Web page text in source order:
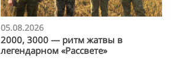
05.08.2026
2000, 3000 — ритм жатвы в
легендарном «Рассвете»